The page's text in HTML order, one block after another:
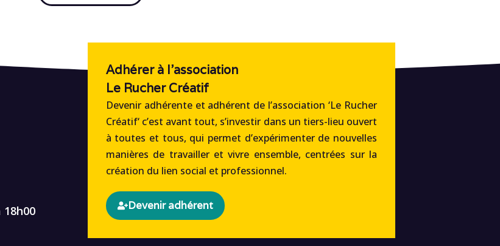
Adhérer à l'association
Le Rucher Créatif
Devenir adhérente et adhérent de l’association ‘Le Rucher
Créatif‘ c’est avant tout, s’investir dans un tiers-lieu ouvert
à toutes et tous, qui permet d’expérimenter de nouvelles
manières de travailler et vivre ensemble, centrées sur la
création du lien social et professionnel.
Devenir adhérent